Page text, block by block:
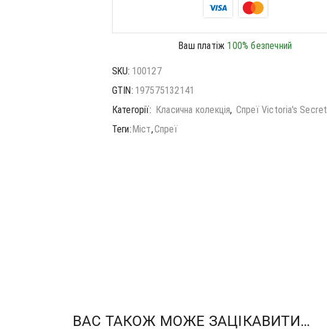
Ваш платіж 100% безпечний
SKU: 100127
GTIN: 197575132141
Категорії: Класична колекція, Спреї Victoria's Secret
Теги:Міст,Спреї
ВАС ТАКОЖ МОЖЕ ЗАЦІКАВИТИ…